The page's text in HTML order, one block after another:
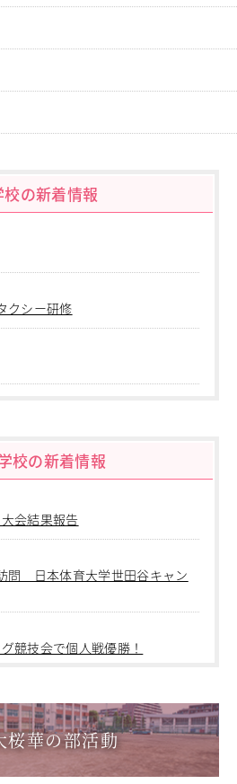
攻
ル
アイベント）
Others
症罹患証明書
書
校の新着情報
クシー研修
つ＋ひと言運動
ットボール大会 サンアリーナせ
校の新着情報
会結果報告
問 日本体育大学世田谷キャン
競技会で個人戦優勝！
ス キャンプ実習を実施しまし
会」に出場しました。
桜華の部活動